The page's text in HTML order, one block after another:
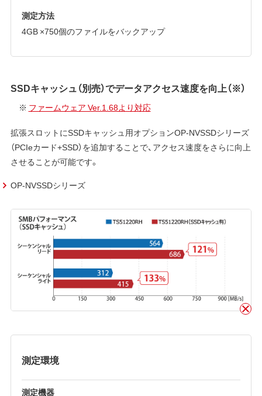
測定方法
4GB ×750個のファイルをバックアップ
SSDキャッシュ（別売）でデータアクセス速度を向上（※）
※ ファームウェア Ver.1.68より対応
拡張スロットにSSDキャッシュ用オプションOP-NVSSDシリーズ
（PCIeカード+SSD）を追加することで、アクセス速度をさらに向上
させることが可能です。
OP-NVSSDシリーズ
測定環境
測定機器